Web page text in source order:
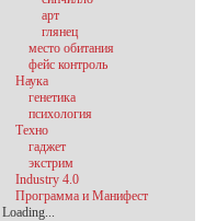
арт
глянец
место обитания
фейс контроль
Наука
генетика
психология
Техно
гаджет
экстрим
Industry 4.0
Программа и Манифест
Loading...